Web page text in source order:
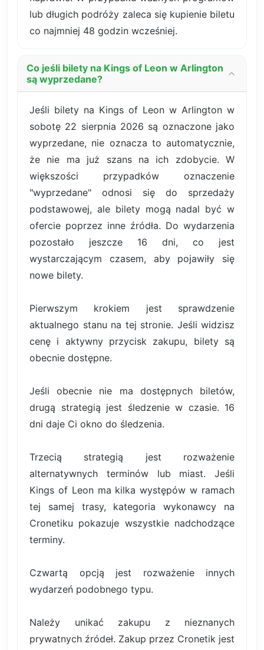
lub długich podróży zaleca się kupienie biletu
co najmniej 48 godzin wcześniej.
Co jeśli bilety na Kings of Leon w Arlington
są wyprzedane?
Jeśli bilety na Kings of Leon w Arlington w
sobotę 22 sierpnia 2026 są oznaczone jako
wyprzedane, nie oznacza to automatycznie,
że nie ma już szans na ich zdobycie. W
większości przypadków oznaczenie
"wyprzedane" odnosi się do sprzedaży
podstawowej, ale bilety mogą nadal być w
ofercie poprzez inne źródła. Do wydarzenia
pozostało jeszcze 16 dni, co jest
wystarczającym czasem, aby pojawiły się
nowe bilety.
Pierwszym krokiem jest sprawdzenie
aktualnego stanu na tej stronie. Jeśli widzisz
cenę i aktywny przycisk zakupu, bilety są
obecnie dostępne.
Jeśli obecnie nie ma dostępnych biletów,
drugą strategią jest śledzenie w czasie. 16
dni daje Ci okno do śledzenia.
Trzecią strategią jest rozważenie
alternatywnych terminów lub miast. Jeśli
Kings of Leon ma kilka występów w ramach
tej samej trasy, kategoria wykonawcy na
Cronetiku pokazuje wszystkie nadchodzące
terminy.
Czwartą opcją jest rozważenie innych
wydarzeń podobnego typu.
Należy unikać zakupu z nieznanych
prywatnych źródeł. Zakup przez Cronetik jest